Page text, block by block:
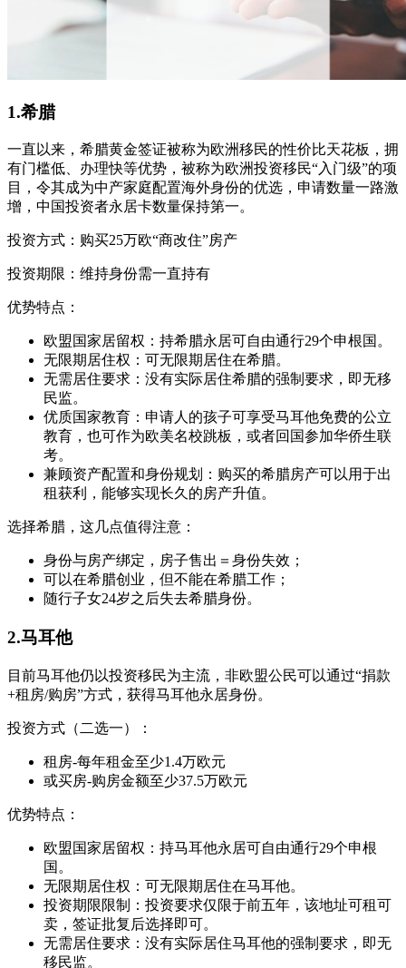
1.希腊
一直以来，希腊黄金签证被称为欧洲移民的性价比天花板，拥
有门槛低、办理快等优势，被称为欧洲投资移民“入门级”的项
目，令其成为中产家庭配置海外身份的优选，申请数量一路激
增，中国投资者永居卡数量保持第一。
投资方式：购买25万欧“商改住”房产
投资期限：维持身份需一直持有
优势特点：
欧盟国家居留权：持希腊永居可自由通行29个申根国。
无限期居住权：可无限期居住在希腊。
无需居住要求：没有实际居住希腊的强制要求，即无移
民监。
优质国家教育：申请人的孩子可享受马耳他免费的公立
教育，也可作为欧美名校跳板，或者回国参加华侨生联
考。
兼顾资产配置和身份规划：购买的希腊房产可以用于出
租获利，能够实现长久的房产升值。
选择希腊，这几点值得注意：
身份与房产绑定，房子售出＝身份失效；
可以在希腊创业，但不能在希腊工作；
随行子女24岁之后失去希腊身份。
2.马耳他
目前马耳他仍以投资移民为主流，非欧盟公民可以通过“捐款
+租房/购房”方式，获得马耳他永居身份。
投资方式（二选一）：
租房-每年租金至少1.4万欧元
或买房-购房金额至少37.5万欧元
优势特点：
欧盟国家居留权：持马耳他永居可自由通行29个申根
国。
无限期居住权：可无限期居住在马耳他。
投资期限限制：投资要求仅限于前五年，该地址可租可
卖，签证批复后选择即可。
无需居住要求：没有实际居住马耳他的强制要求，即无
移民监。